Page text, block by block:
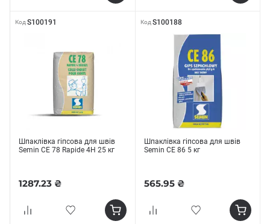
Код S100191
Шпаклівка гіпсова для швів
Semin CE 78 Rapide 4H 25 кг
1287.23 ₴
Код S100188
Шпаклівка гіпсова для швів
Semin CE 86 5 кг
565.95 ₴